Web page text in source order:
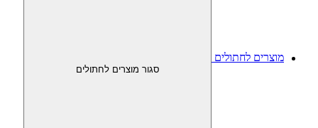
מוצרים לחתולים
סגור מוצרים לחתולים